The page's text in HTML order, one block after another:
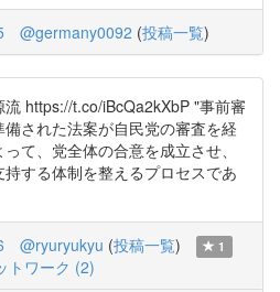
@germany0092 (投稿一覧)
https://t.co/iBcQa2kXbP "事前審
された法案が自民党の審査を経
て、党全体の合意を成立させ、
する体制を整えるプロセスであ
@ryuryukyu (投稿一覧)
1
トワーク (2)